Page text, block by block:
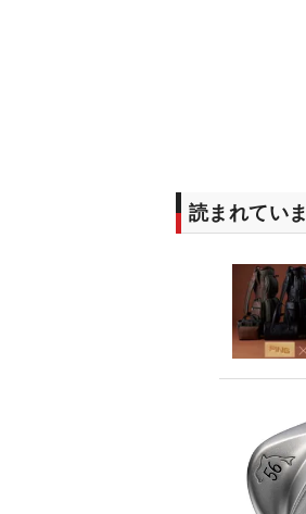
読まれてい